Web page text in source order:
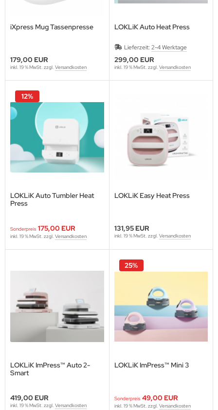
iXpress Mug Tassenpresse
179,00 EUR
inkl. 19 % MwSt. zzgl. Versandkosten
LOKLiK Auto Heat Press
Lieferzeit: 2-4 Werktage
299,00 EUR
inkl. 19 % MwSt. zzgl. Versandkosten
LOKLiK Auto Tumbler Heat
Press
Sonderpreis 175,00 EUR
12%
inkl. 19 % MwSt. zzgl. Versandkosten
LOKLiK Easy Heat Press
131,95 EUR
inkl. 19 % MwSt. zzgl. Versandkosten
LOKLiK ImPress™ Auto 2-
Smart
419,00 EUR
inkl. 19 % MwSt. zzgl. Versandkosten
LOKLiK ImPress™ Mini 3
Sonderpreis 49,00 EUR
25%
inkl. 19 % MwSt. zzgl. Versandkosten